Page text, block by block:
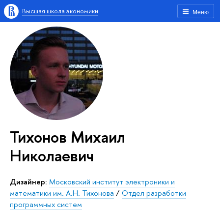
Меню
Высшая школа экономики
Тихонов Михаил
Николаевич
Дизайнер: Московский институт электроники и
математики им. А.Н. Тихонова /Отдел разработки
программных систем